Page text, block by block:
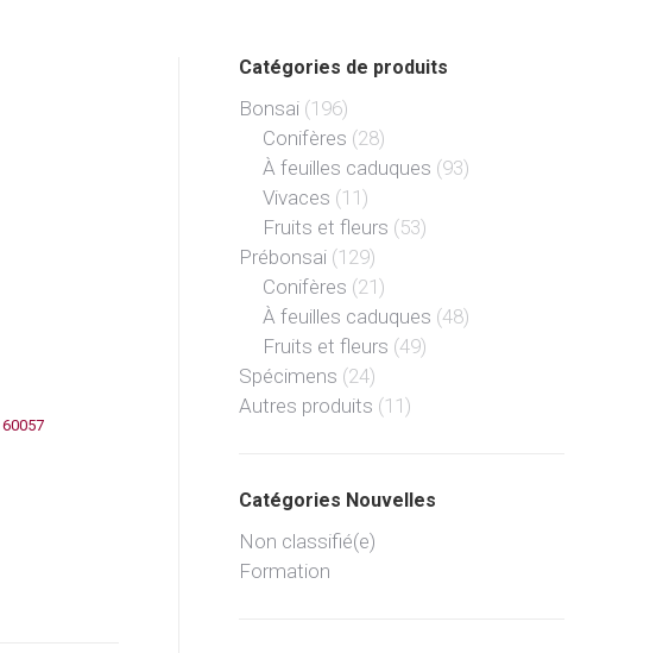
60057
Catégories de produits
Bonsai (196)
Conifères (28)
À feuilles caduques (93)
Vivaces (11)
Fruits et fleurs (53)
Prébonsai (129)
Conifères (21)
À feuilles caduques (48)
Fruits et fleurs (49)
Spécimens (24)
Autres produits (11)
Catégories Nouvelles
Non classifié(e)
Formation